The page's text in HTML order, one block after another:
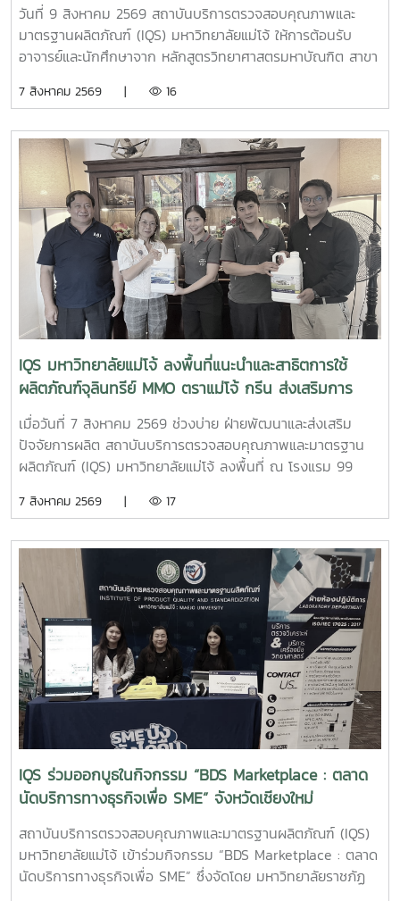
วันที่ 9 สิงหาคม 2569 สถาบันบริการตรวจสอบคุณภาพและ
มาตรฐานผลิตภัณฑ์ (IQS) มหาวิทยาลัยแม่โจ้ ให้การต้อนรับ
อาจารย์และนักศึกษาจาก หลักสูตรวิทยาศาสตรมหาบัณฑิต สาขา
นวัตกรรมวัสดุ คณะวิทยาศาสตร์ มหาวิทยาลัยแม่โจ้ จำนวน 19
กล้องจุลทรรศน์อิเล็กตรอนแบบส่องกราด (Scanning Electron
Microscope: SEM) ณ ห้องปฏิบัติการของสถาบันฯการเข้า
ศึกษาเรียนรู้ครั้งนี้เป็นส่วนหนึ่งของการเรียนการสอน รายวิชา
10307319 ปฏิบัติการการวิเคราะห์ลักษณะเฉพาะของวัสดุ โดยมี
ผู้ช่วยศาสตราจารย์ ดร.สุภาพ ดาวทอง เป็นอาจารย์ผู้ประสาน
งานรายวิชา พร้อมนำนักศึกษาจำนวน 18 คน เข้าร่วมกิจกรรมผู้
เข้าร่วมได้เรียนรู้หลักการทำงานของเครื่อง SEM พร้อมรับฟังคำ
แนะนำและการสาธิต ตั้งแต่ การเตรียมตัวอย่าง ขั้นตอนการ
ทำงาน การใช้เครื่องมือ ตลอดจนการวิเคราะห์ภาพและผลจาก
เครื่อง SEM เพื่อเสริมสร้างความรู้และประสบการณ์ด้านการ
วิเคราะห์ลักษณะเฉพาะของวัสดุ และให้นักศึกษาสามารถนำความรู้
จากการปฏิบัติจริงไปประยุกต์ใช้ในการเรียนและการวิจัยด้าน
นวัตกรรมวัสดุต่อไป
7 สิงหาคม 2569 | 16
IQS มหาวิทยาลัยแม่โจ้ ลงพื้นที่แนะนำและสาธิตการใช้
ผลิตภัณฑ์จุลินทรีย์ MMO ตราแม่โจ้ กรีน ส่งเสริมการ
จัดการสิ่งแวดล้อมสำหรับธุรกิจโรงแรม
เมื่อวันที่ 7 สิงหาคม 2569 ช่วงบ่าย ฝ่ายพัฒนาและส่งเสริม
ปัจจัยการผลิต สถาบันบริการตรวจสอบคุณภาพและมาตรฐาน
ผลิตภัณฑ์ (IQS) มหาวิทยาลัยแม่โจ้ ลงพื้นที่ ณ โรงแรม 99
ผลิตภัณฑ์ และสาธิตแนวทางการใช้ ผลิตภัณฑ์จุลินทรีย์ MMO
และดูแลพื้นที่ต่าง ๆ ภายในสถานประกอบการ เพื่อเพิ่ม
ประสิทธิภาพในการจัดการด้านสุขอนามัย ลดกลิ่นไม่พึงประสงค์
และสนับสนุนการดำเนินธุรกิจที่เป็นมิตรต่อสิ่งแวดล้อม การ
ลงพื้นที่ในครั้งนี้ นำโดย ผู้ช่วยศาสตราจารย์ ดร.ฉันทนา ซูแสวง
ทรัพย์ รองผู้อำนวยการฝ่ายวิจัยและนวัตกรรม และ นายพัฒน์ โก
จินอก หัวหน้าฝ่ายพัฒนาและส่งเสริมปัจจัยการผลิต พร้อมด้วย
บุคลากรในฝ่าย ได้แก่ นางสาววาสนา กาฬภักดี นักวิทยาศาสตร์
นายสหรัฐ ตั๋นก้อน เจ้าหน้าที่ขายจุลินทรีย์ และ นายนิวัช ออนศรี
ผู้ปฏิบัติงานเกษตร การให้คำแนะนำและสาธิตการใช้งานในครั้งนี้
มุ่งเน้นการถ่ายทอดองค์ความรู้เกี่ยวกับการใช้ผลิตภัณฑ์จุลินทรีย์
ให้เหมาะสมกับพื้นที่ใช้งานจริง พร้อมแลกเปลี่ยนข้อมูลและข้อ
เสนอแนะกับผู้ประกอบการ เพื่อให้สามารถนำผลิตภัณฑ์ไป
ประยุกต์ใช้ได้อย่างเกิดประสิทธิภาพสูงสุด และส่งเสริมการจัดการ
สิ่งแวดล้อมภายในธุรกิจโรงแรมอย่างยั่งยืน สถาบันบริการตรวจ
สอบคุณภาพและมาตรฐานผลิตภัณฑ์ มหาวิทยาลัยแม่โจ้ ยังคง
มุ่งมั่นในการพัฒนา ถ่ายทอดองค์ความรู้ และสนับสนุนการใช้
7 สิงหาคม 2569 | 17
IQS ร่วมออกบูธในกิจกรรม “BDS Marketplace : ตลาด
นัดบริการทางธุรกิจเพื่อ SME” จังหวัดเชียงใหม่
สถาบันบริการตรวจสอบคุณภาพและมาตรฐานผลิตภัณฑ์ (IQS)
มหาวิทยาลัยแม่โจ้ เข้าร่วมกิจกรรม “BDS Marketplace : ตลาด
นัดบริการทางธุรกิจเพื่อ SME” ซึ่งจัดโดย มหาวิทยาลัยราชภัฏ